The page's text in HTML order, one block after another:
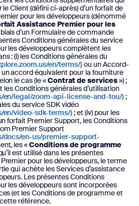
le Client (défini ci-après) d’un forfait de
pour les développeurs (dénommé
Assistance Premier pour les
d’un Formulaire de commande
Conditions générales du service
les développeurs complètent les
: (i) les Conditions générales du
en/terms/)ou un Accord-
accord équivalent pour la fourniture
le cas (le «Contrat de services») ;
les Conditions générales d’utilisation
en/legal/zoom-api-license-and-tou/);
du service SDK vidéo
en/video-sdk-terms/); et (iv) pour les
forfait Premier Support, les Conditions
Premier Support
docs/en-us/premier-support-
les «Conditions de programme
est utilisé dans les présentes
pour les développeurs, le terme
qui achète les Services d’assistance
Les présentes Conditions
les développeurs sont incorporées
(et les Conditions de programme et
référence.